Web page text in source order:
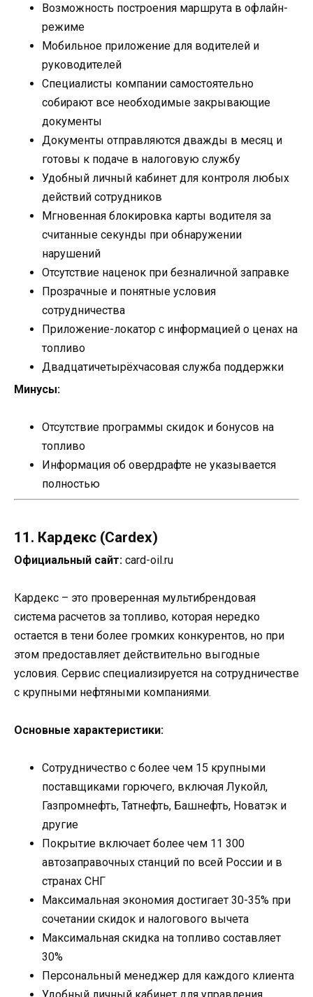
Возможность построения маршрута в офлайн-
режиме
Мобильное приложение для водителей и
руководителей
Специалисты компании самостоятельно
собирают все необходимые закрывающие
документы
Документы отправляются дважды в месяц и
готовы к подаче в налоговую службу
Удобный личный кабинет для контроля любых
действий сотрудников
Мгновенная блокировка карты водителя за
считанные секунды при обнаружении
нарушений
Отсутствие наценок при безналичной заправке
Прозрачные и понятные условия
сотрудничества
Приложение-локатор с информацией о ценах на
топливо
Двадцатичетырёхчасовая служба поддержки
Минусы:
Отсутствие программы скидок и бонусов на
топливо
Информация об овердрафте не указывается
полностью
11. Кардекс (Cardex)
Официальный сайт: card-oil.ru
Кардекс – это проверенная мультибрендовая
система расчетов за топливо, которая нередко
остается в тени более громких конкурентов, но при
этом предоставляет действительно выгодные
условия. Сервис специализируется на сотрудничестве
с крупными нефтяными компаниями.
Основные характеристики:
Сотрудничество с более чем 15 крупными
поставщиками горючего, включая Лукойл,
Газпромнефть, Татнефть, Башнефть, Новатэк и
другие
Покрытие включает более чем 11 300
автозаправочных станций по всей России и в
странах СНГ
Максимальная экономия достигает 30-35% при
сочетании скидок и налогового вычета
Максимальная скидка на топливо составляет
30%
Персональный менеджер для каждого клиента